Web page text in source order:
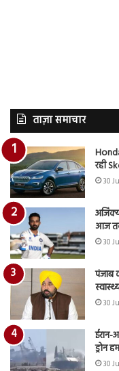
ताज़ा समाचार
रही
30
आज
30
पंजाब
30
ईरान-
ड्रोन
30